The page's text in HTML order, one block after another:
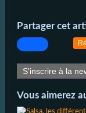
Partager cet
S'inscrire à la
Vous aimerez